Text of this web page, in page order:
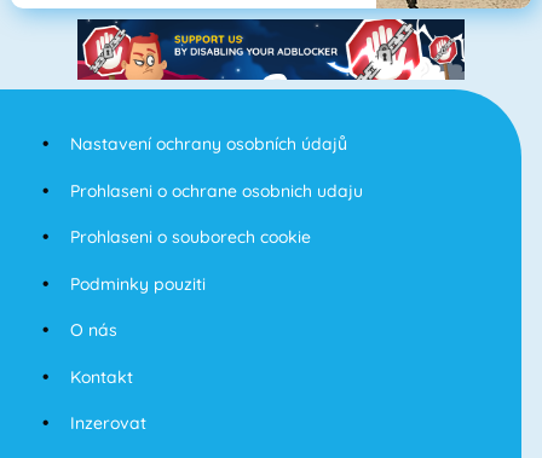
Nastavení ochrany osobních údajů
Prohlaseni o ochrane osobnich udaju
Prohlaseni o souborech cookie
Podminky pouziti
O nás
Kontakt
Inzerovat